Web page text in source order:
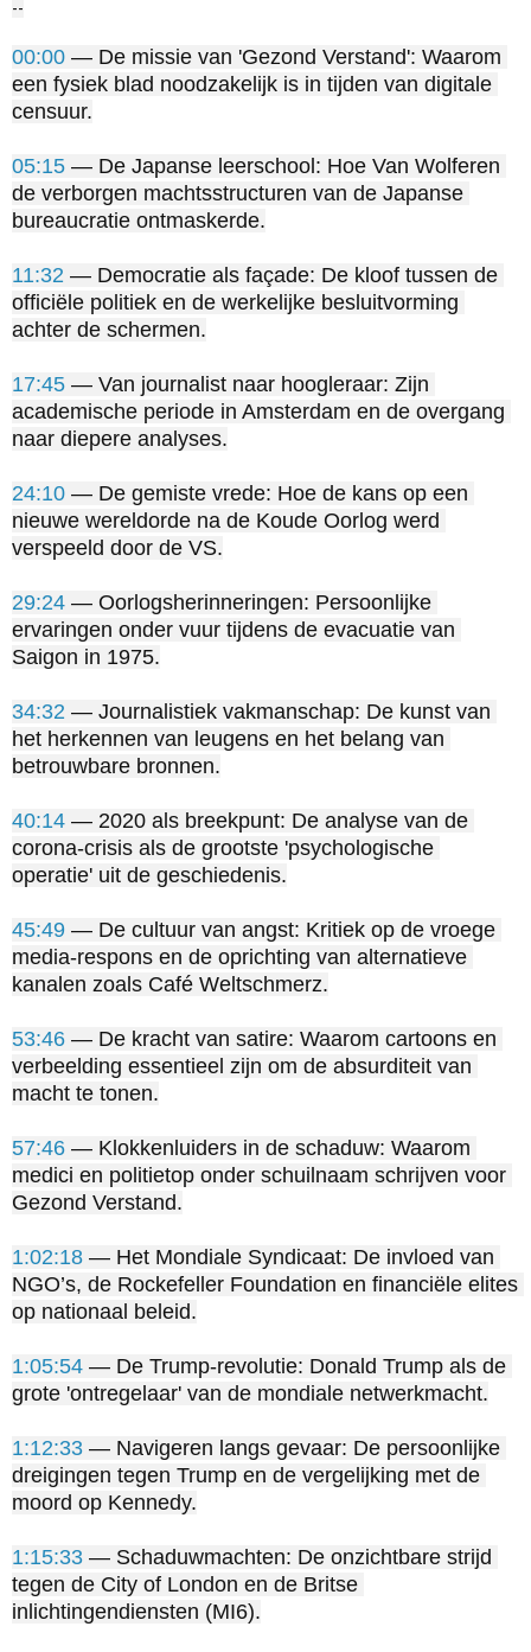
--
00:00 — De missie van 'Gezond Verstand': Waarom
een fysiek blad noodzakelijk is in tijden van digitale
censuur.
05:15 — De Japanse leerschool: Hoe Van Wolferen
de verborgen machtsstructuren van de Japanse
bureaucratie ontmaskerde.
11:32 — Democratie als façade: De kloof tussen de
officiële politiek en de werkelijke besluitvorming
achter de schermen.
17:45 — Van journalist naar hoogleraar: Zijn
academische periode in Amsterdam en de overgang
naar diepere analyses.
24:10 — De gemiste vrede: Hoe de kans op een
nieuwe wereldorde na de Koude Oorlog werd
verspeeld door de VS.
29:24 — Oorlogsherinneringen: Persoonlijke
ervaringen onder vuur tijdens de evacuatie van
Saigon in 1975.
34:32 — Journalistiek vakmanschap: De kunst van
het herkennen van leugens en het belang van
betrouwbare bronnen.
40:14 — 2020 als breekpunt: De analyse van de
corona-crisis als de grootste 'psychologische
operatie' uit de geschiedenis.
45:49 — De cultuur van angst: Kritiek op de vroege
media-respons en de oprichting van alternatieve
kanalen zoals Café Weltschmerz.
53:46 — De kracht van satire: Waarom cartoons en
verbeelding essentieel zijn om de absurditeit van
macht te tonen.
57:46 — Klokkenluiders in de schaduw: Waarom
medici en politietop onder schuilnaam schrijven voor
Gezond Verstand.
1:02:18 — Het Mondiale Syndicaat: De invloed van
NGO’s, de Rockefeller Foundation en financiële elites
op nationaal beleid.
1:05:54 — De Trump-revolutie: Donald Trump als de
grote 'ontregelaar' van de mondiale netwerkmacht.
1:12:33 — Navigeren langs gevaar: De persoonlijke
dreigingen tegen Trump en de vergelijking met de
moord op Kennedy.
1:15:33 — Schaduwmachten: De onzichtbare strijd
tegen de City of London en de Britse
inlichtingendiensten (MI6).